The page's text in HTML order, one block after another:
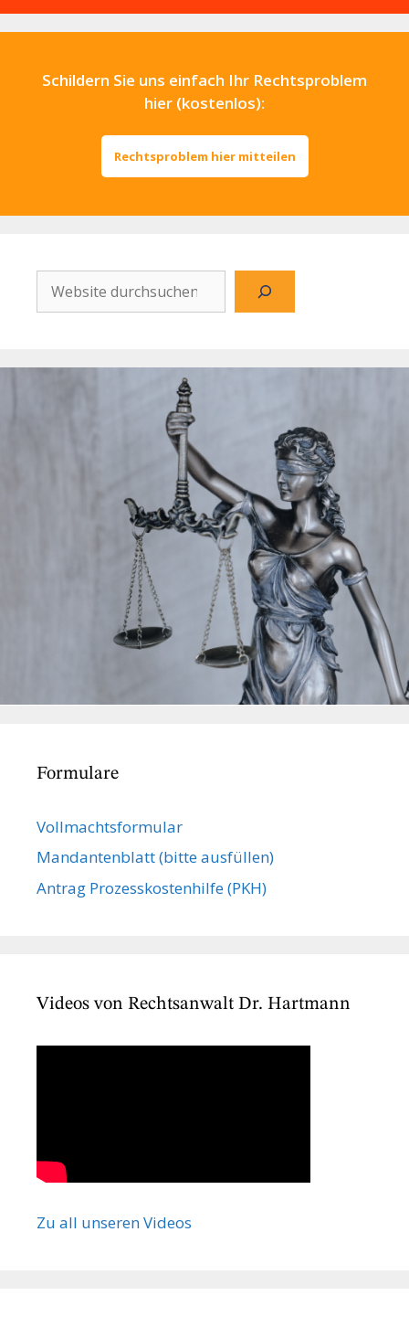
Schildern Sie uns einfach Ihr Rechtsproblem
hier (kostenlos):
Rechtsproblem hier mitteilen
Website
durchsuchen
Formulare
Vollmachts­formular
Mandanten­blatt (bitte ausfüllen)
Antrag Prozesskostenhilfe (PKH)
Videos von Rechtsanwalt Dr. Hartmann
Zu all unseren Videos